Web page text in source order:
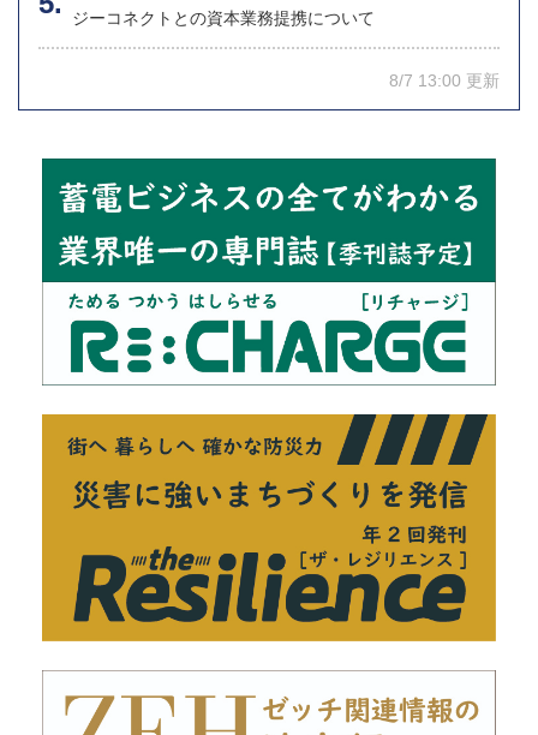
ジーコネクトとの資本業務提携について
8/7 13:00 更新